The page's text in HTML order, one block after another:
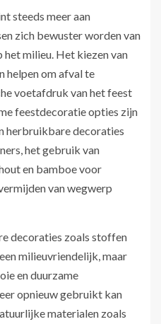
steeds meer aan
zich bewuster worden van
het milieu. Het kiezen van
helpen om afval te
voetafdruk van het feest
feestdecoratie opties zijn
herbruikbare decoraties
het gebruik van
en bamboe voor
van wegwerp
decoraties zoals stoffen
milieuvriendelijk, maar
en duurzame
opnieuw gebruikt kan
materialen zoals